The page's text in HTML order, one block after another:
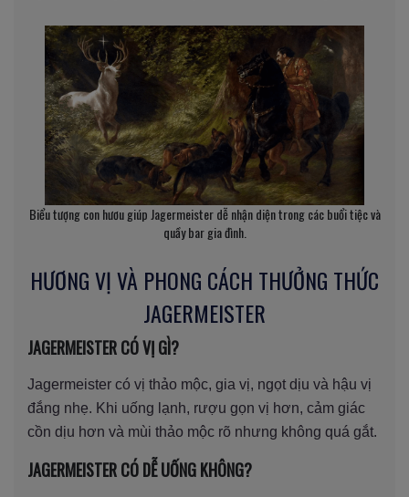
Biểu tượng con hươu giúp Jagermeister dễ nhận diện trong các buổi tiệc và
quầy bar gia đình.
HƯƠNG VỊ VÀ PHONG CÁCH THƯỞNG THỨC
JAGERMEISTER
JAGERMEISTER CÓ VỊ GÌ?
Jagermeister có vị thảo mộc, gia vị, ngọt dịu và hậu vị
đắng nhẹ. Khi uống lạnh, rượu gọn vị hơn, cảm giác
cồn dịu hơn và mùi thảo mộc rõ nhưng không quá gắt.
JAGERMEISTER CÓ DỄ UỐNG KHÔNG?